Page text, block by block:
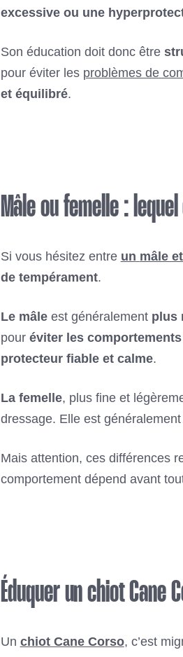
excessive ou une
Son éducation doit donc être
pour éviter les problèmes de
et équilibré.
Mâle ou femelle :
Si vous hésitez entre un mâle
de tempérament.
Le mâleest généralement plus
pour éviter les
protecteur fiable et calme.
La femelle, plus fine et
dressage. Elle est
Mais attention, ces différences
comportement dépend avant
Éduquer un chiot Cane
Un chiot Cane Corso, c’est